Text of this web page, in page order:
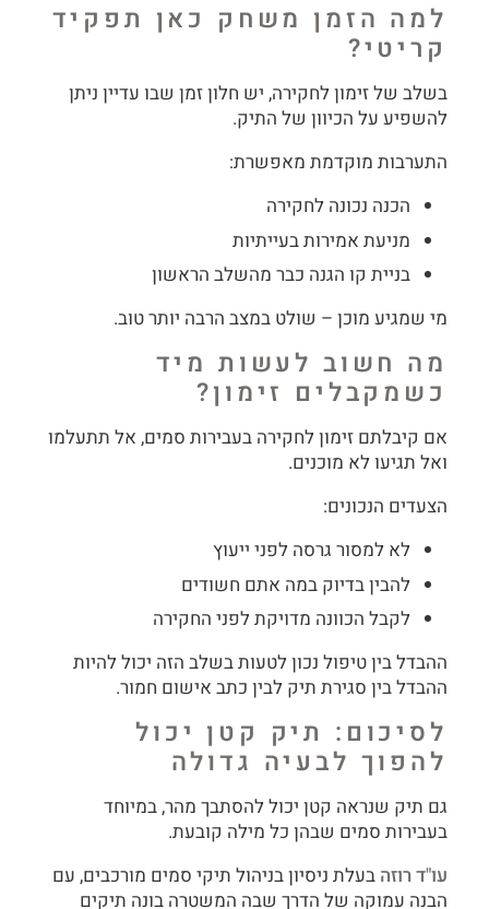
למה הזמן משחק כאן תפקיד
קריטי?
בשלב של זימון לחקירה, יש חלון זמן שבו עדיין ניתן
להשפיע על הכיוון של התיק.
התערבות מוקדמת מאפשרת:
הכנה נכונה לחקירה
מניעת אמירות בעייתיות
בניית קו הגנה כבר מהשלב הראשון
מי שמגיע מוכן – שולט במצב הרבה יותר טוב.
מה חשוב לעשות מיד
כשמקבלים זימון?
אם קיבלתם זימון לחקירה בעבירות סמים, אל תתעלמו
ואל תגיעו לא מוכנים.
הצעדים הנכונים:
לא למסור גרסה לפני ייעוץ
להבין בדיוק במה אתם חשודים
לקבל הכוונה מדויקת לפני החקירה
ההבדל בין טיפול נכון לטעות בשלב הזה יכול להיות
ההבדל בין סגירת תיק לבין כתב אישום חמור.
לסיכום: תיק קטן יכול
להפוך לבעיה גדולה
גם תיק שנראה קטן יכול להסתבך מהר, במיוחד
בעבירות סמים שבהן כל מילה קובעת.
עו"ד רוזה בעלת ניסיון בניהול תיקי סמים מורכבים, עם
הבנה עמוקה של הדרך שבה המשטרה בונה תיקים